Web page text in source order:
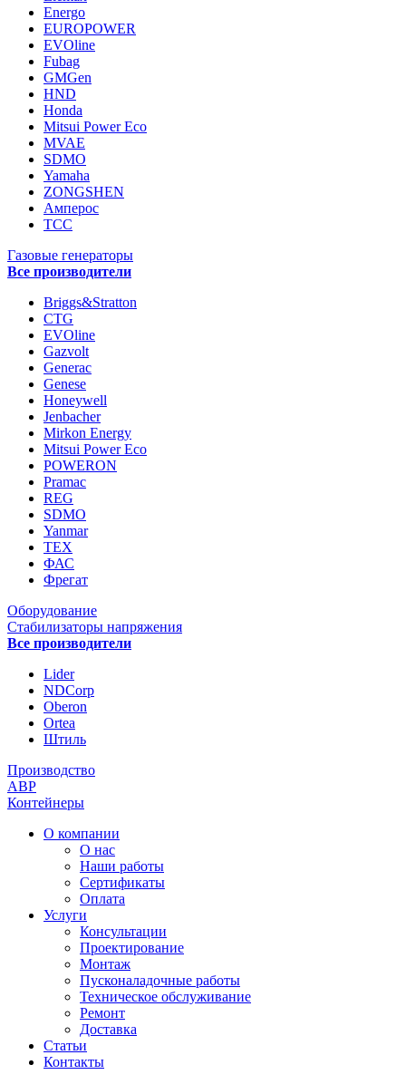
Energo
EUROPOWER
EVOline
Fubag
GMGen
HND
Honda
Mitsui Power Eco
MVAE
SDMO
Yamaha
ZONGSHEN
Амперос
ТСС
Газовые генераторы
Все производители
Briggs&Stratton
CTG
EVOline
Gazvolt
Generac
Genese
Honeywell
Jenbacher
Mirkon Energy
Mitsui Power Eco
POWERON
Pramac
REG
SDMO
Yanmar
ТЕХ
ФАС
Фрегат
Оборудование
Стабилизаторы напряжения
Все производители
Lider
NDCorp
Oberon
Ortea
Штиль
Производство
АВР
Контейнеры
О компании
О нас
Наши работы
Сертификаты
Оплата
Услуги
Консультации
Проектирование
Монтаж
Пусконаладочные работы
Техническое обслуживание
Ремонт
Доставка
Статьи
Контакты